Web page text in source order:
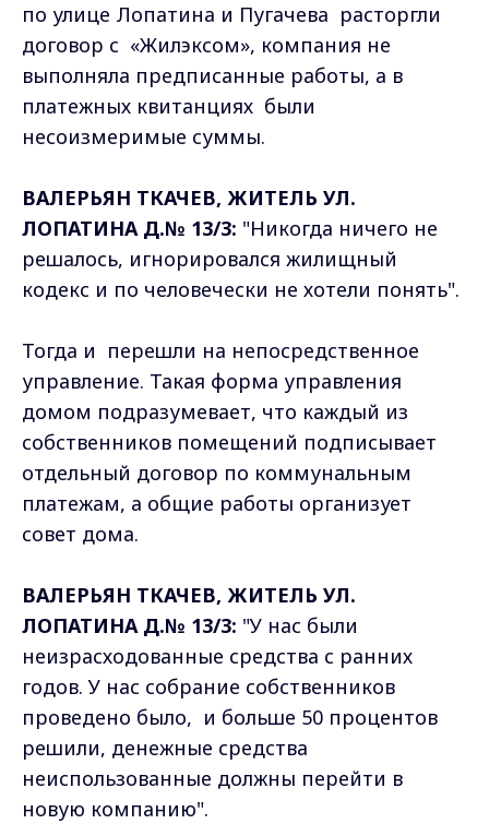
по улице Лопатина и Пугачева расторгли
договор с «Жилэксом», компания не
выполняла предписанные работы, а в
платежных квитанциях были
несоизмеримые суммы.
ВАЛЕРЬЯН ТКАЧЕВ, ЖИТЕЛЬ УЛ.
ЛОПАТИНА Д.№ 13/3: "Никогда ничего не
решалось, игнорировался жилищный
кодекс и по человечески не хотели понять".
Тогда и перешли на непосредственное
управление. Такая форма управления
домом подразумевает, что каждый из
собственников помещений подписывает
отдельный договор по коммунальным
платежам, а общие работы организует
совет дома.
ВАЛЕРЬЯН ТКАЧЕВ, ЖИТЕЛЬ УЛ.
ЛОПАТИНА Д.№ 13/3: "У нас были
неизрасходованные средства с ранних
годов. У нас собрание собственников
проведено было, и больше 50 процентов
решили, денежные средства
неиспользованные должны перейти в
новую компанию".